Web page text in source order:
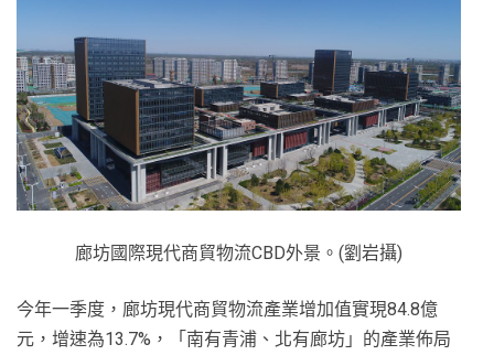
廊坊國際現代商貿物流CBD外景。(劉岩攝)
今年一季度，廊坊現代商貿物流產業增加值實現84.8億
元，增速為13.7%，「南有青浦、北有廊坊」的產業佈局